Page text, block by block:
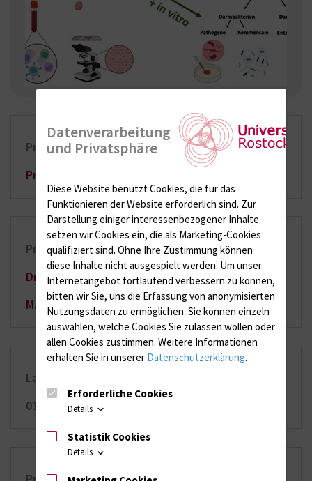
Projektleitung
Prof. Dr. Bernd Kreikemeyer
Projektmitarbeiterinnen
Dr. Anne Breitrück (PostDoc)
M.Sc. Annely Seyfarth (PhD)
Laufzeit
01.04.2025 – 31.03.2029
Datenverarbeitung
und Privatsphäre
Diese Website benutzt Cookies, die für das
Funktionieren der Website erforderlich sind. Zur
Darstellung einiger interessenbezogener Inhalte
setzen wir Cookies ein, die als Marketing-Cookies
qualifiziert sind. Ohne Ihre Zustimmung können
diese Inhalte nicht ausgespielt werden. Um unser
Internetangebot fortlaufend verbessern zu können,
bitten wir Sie, uns die Erfassung von anonymisierten
Nutzungsdaten zu ermöglichen. Sie können einzeln
auswählen, welche Cookies Sie zulassen wollen oder
allen Cookies zustimmen. Weitere Informationen
erhalten Sie in unserer Datenschutzerklärung.
Erforderliche Cookies
Details
Statistik Cookies
Details